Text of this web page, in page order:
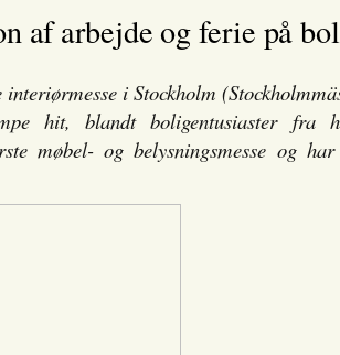
af arbejde og ferie på
interiørmesse i Stockholm
hit, blandt boligentusiaster fra
møbel- og belysningsmesse og